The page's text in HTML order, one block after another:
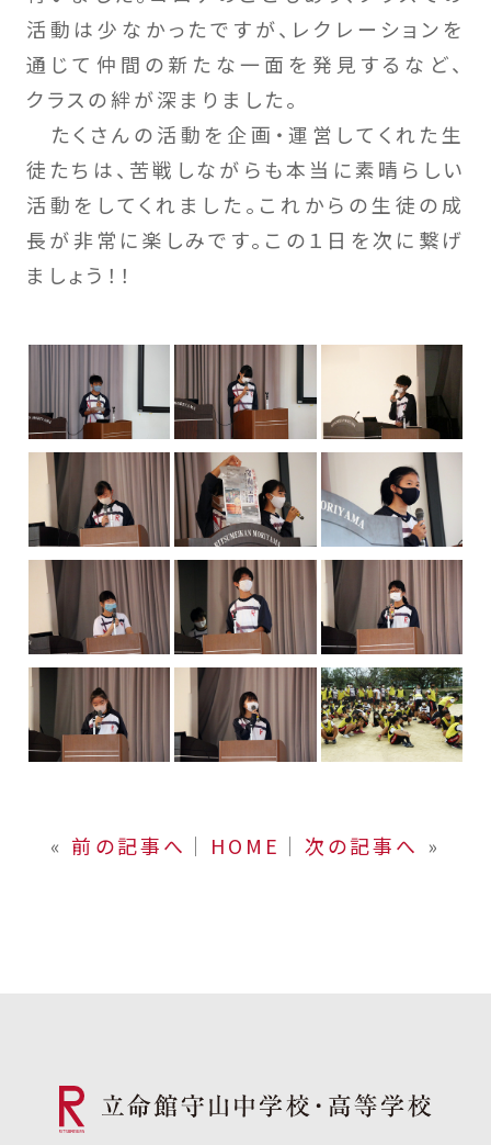
活動は少なかったですが、レクレーションを
通じて仲間の新たな一面を発見するなど、
クラスの絆が深まりました。
たくさんの活動を企画・運営してくれた生
徒たちは、苦戦しながらも本当に素晴らしい
活動をしてくれました。これからの生徒の成
長が非常に楽しみです。この１日を次に繋げ
ましょう！！
« 前の記事へ │ HOME │ 次の記事へ »